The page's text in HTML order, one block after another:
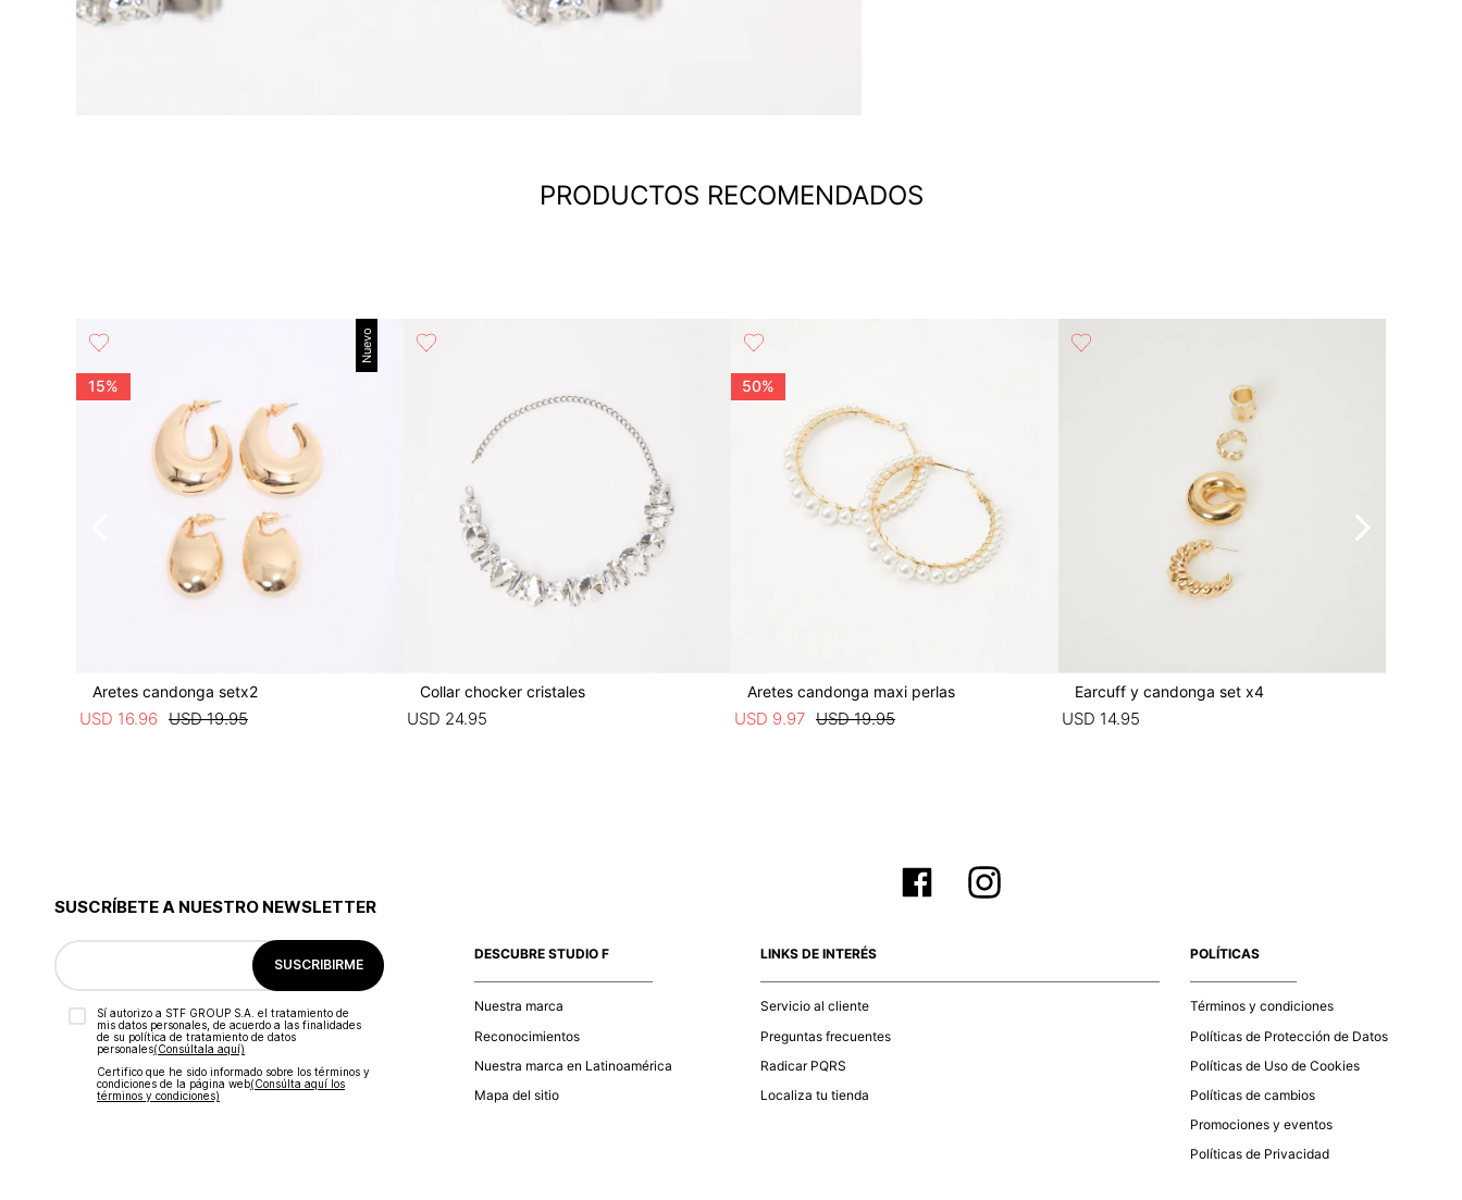
PRODUCTOS RECOMENDADOS
Nuevo
15%
Aretes candonga setx2
USD 19.95
USD 16.96
Collar chocker cristales
USD 24.95
50%
Aretes candonga maxi perlas
USD 19.95
USD 9.97
Earcuff y candonga set x4
USD 14.95
SUSCRÍBETE A NUESTRO NEWSLETTER
SUSCRIBIRME
Sí autorizo a STF GROUP S.A. el tratamiento de
mis datos personales, de acuerdo a las finalidades
de su política de tratamiento de datos
personales‎(Consúltala aquí)
Certifico que he sido informado sobre los términos y
condiciones de la página web‎(Consúlta aquí los
términos y condiciones)
DESCUBRE STUDIO F
Nuestra marca
Reconocimientos
Nuestra marca en Latinoamérica
Mapa del sitio
LINKS DE INTERÉS
Servicio al cliente
Preguntas frecuentes
Radicar PQRS
Localiza tu tienda
POLÍTICAS
Términos y condiciones
Políticas de Protección de Datos
Políticas de Uso de Cookies
Políticas de cambios
Promociones y eventos
Políticas de Privacidad